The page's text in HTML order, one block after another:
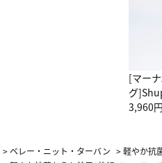
[マー
グ
グ
3,960円
>ベレー・ニット・ターバン >軽やか抗